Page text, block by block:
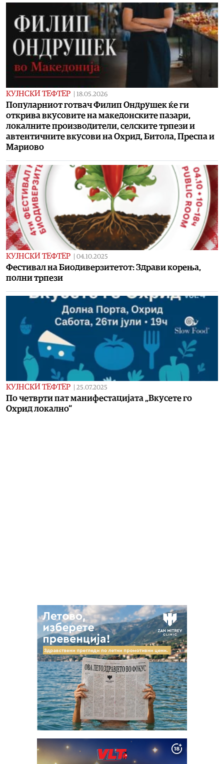
КУЈНСКИ ТЕФТЕР 18.05.2026
Популарниот готвач Филип Ондрушек ќе ги
открива вкусовите на македонските пазари,
локалните производители, селските трпези и
автентичните вкусови на Охрид, Битола, Преспа и
Мариово
КУЈНСКИ ТЕФТЕР 04.10.2025
Фестивал на Биодиверзитетот: Здрави корења,
полни трпези
КУЈНСКИ ТЕФТЕР 25.07.2025
По четврти пат манифестацијата „Вкусете го
Охрид локално“